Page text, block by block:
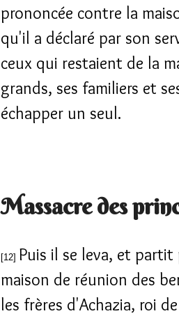
prononcée contre la
qu'il a déclaré par son
ceux qui restaient de la
grands, ses familiers et
échapper un seul.
Massacre des
[12] Puis il se leva, et partit
maison de réunion des
les frères d'Achazia, roi